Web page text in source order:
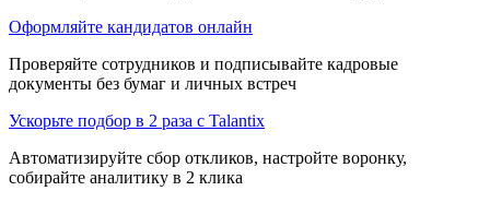
Оформляйте кандидатов онлайн
Проверяйте сотрудников и подписывайте кадровые
документы без бумаг и личных встреч
Ускорьте подбор в 2 раза с Talantix
Автоматизируйте сбор откликов, настройте воронку,
собирайте аналитику в 2 клика